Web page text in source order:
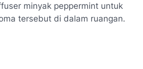
minyak peppermint untuk
tersebut di dalam ruangan.